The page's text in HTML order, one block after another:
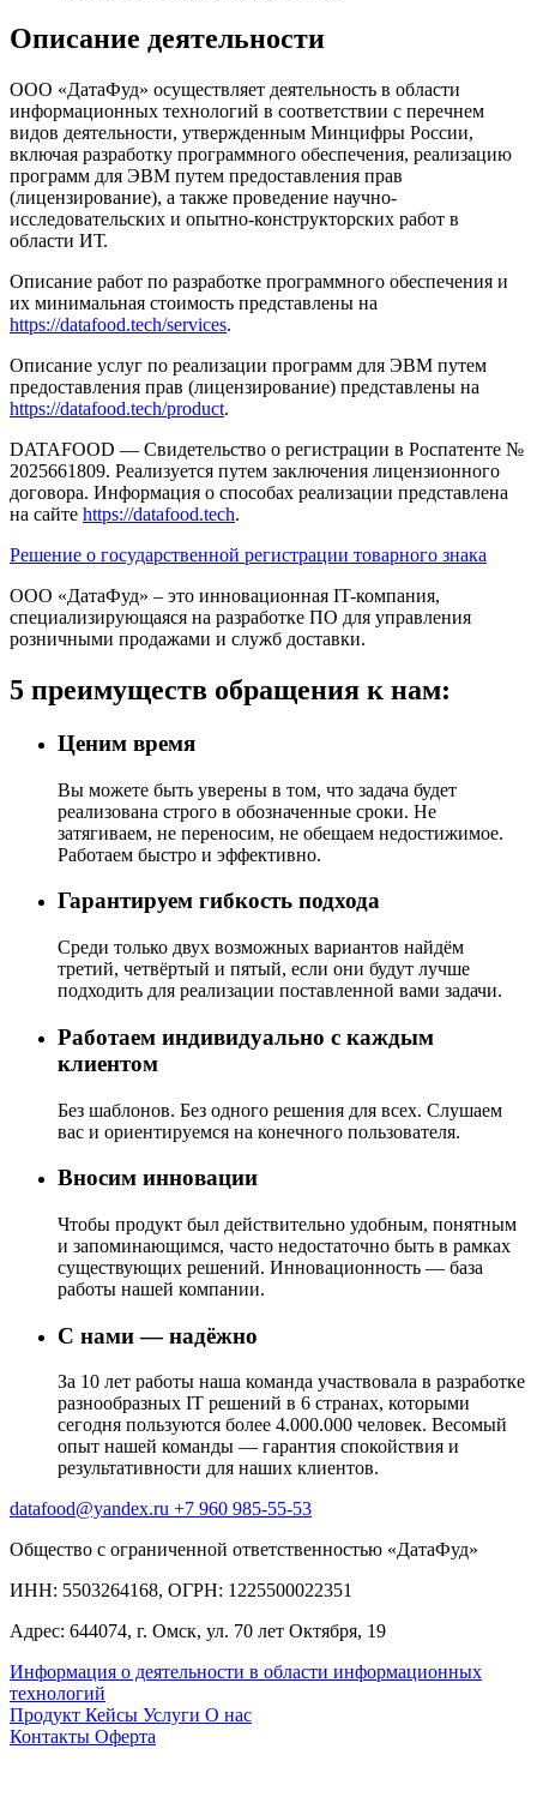
Описание деятельности
ООО «ДатаФуд» осуществляет деятельность в области
информационных технологий в соответствии с перечнем
видов деятельности, утвержденным Минцифры России,
включая разработку программного обеспечения, реализацию
программ для ЭВМ путем предоставления прав
(лицензирование), а также проведение научно-
исследовательских и опытно-конструкторских работ в
области ИТ.
Описание работ по разработке программного обеспечения и
их минимальная стоимость представлены на
https://datafood.tech/services.
Описание услуг по реализации программ для ЭВМ путем
предоставления прав (лицензирование) представлены на
https://datafood.tech/product.
DATAFOOD — Свидетельство о регистрации в Роспатенте №
2025661809. Реализуется путем заключения лицензионного
договора. Информация о способах реализации представлена
на сайте https://datafood.tech.
Решение о государственной регистрации товарного знака
ООО «ДатаФуд» – это инновационная IT-компания,
специализирующаяся на разработке ПО для управления
розничными продажами и служб доставки.
5 преимуществ обращения к нам:
Ценим время
Вы можете быть уверены в том, что задача будет
реализована строго в обозначенные сроки. Не
затягиваем, не переносим, не обещаем недостижимое.
Работаем быстро и эффективно.
Гарантируем гибкость подхода
Среди только двух возможных вариантов найдём
третий, четвёртый и пятый, если они будут лучше
подходить для реализации поставленной вами задачи.
Работаем индивидуально с каждым
клиентом
Без шаблонов. Без одного решения для всех. Слушаем
вас и ориентируемся на конечного пользователя.
Вносим инновации
Чтобы продукт был действительно удобным, понятным
и запоминающимся, часто недостаточно быть в рамках
существующих решений. Инновационность — база
работы нашей компании.
С нами — надёжно
За 10 лет работы наша команда участвовала в разработке
разнообразных IT решений в 6 странах, которыми
сегодня пользуются более 4.000.000 человек. Весомый
опыт нашей команды — гарантия спокойствия и
результативности для наших клиентов.
datafood@yandex.ru +7 960 985-55-53
Общество с ограниченной ответственностью «ДатаФуд»
ИНН: 5503264168, ОГРН: 1225500022351
Адрес: 644074, г. Омск, ул. 70 лет Октября, 19
Информация о деятельности в области информационных
технологий
Продукт Кейсы Услуги О нас
Контакты Оферта